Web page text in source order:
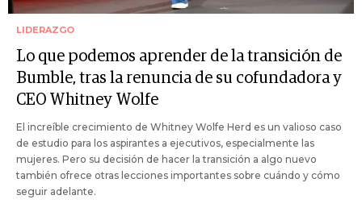
LIDERAZGO
Lo que podemos aprender de la transición de
Bumble, tras la renuncia de su cofundadora y
CEO Whitney Wolfe
El increíble crecimiento de Whitney Wolfe Herd es un valioso caso
de estudio para los aspirantes a ejecutivos, especialmente las
mujeres. Pero su decisión de hacer la transición a algo nuevo
también ofrece otras lecciones importantes sobre cuándo y cómo
seguir adelante.